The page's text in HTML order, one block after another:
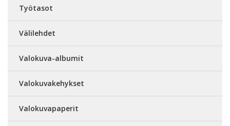
Työtasot
Välilehdet
Valokuva-albumit
Valokuvakehykset
Valokuvapaperit